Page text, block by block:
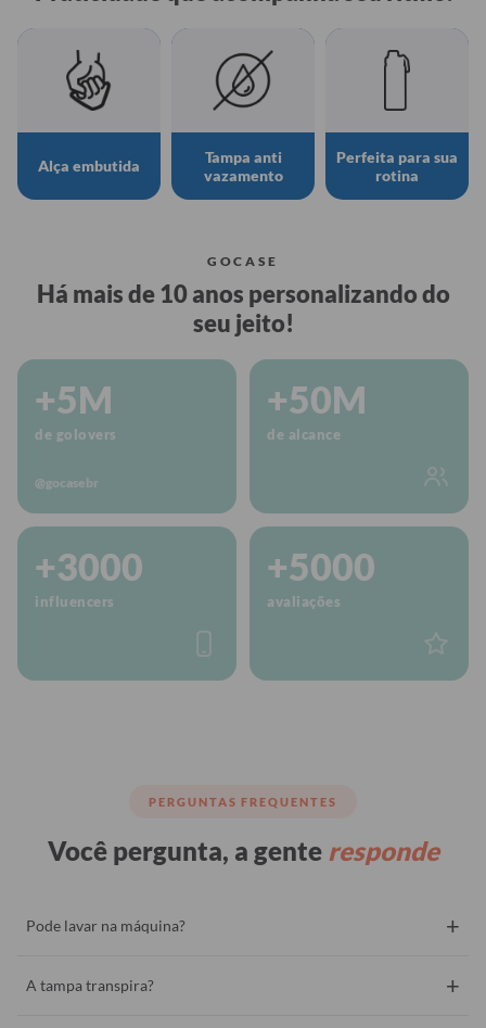
Alça embutida
Tampa anti
vazamento
Perfeita para sua
rotina
GOCASE
Há mais de 10 anos personalizando do
seu jeito!
+5M
de golovers
@gocasebr
+50M
de alcance
+3000
influencers
+5000
avaliações
PERGUNTAS FREQUENTES
Você pergunta, a gente responde
Pode lavar na máquina? +
A tampa transpira? +